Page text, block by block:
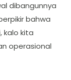
dibangunnya
bahwa
kalo kita
operasional